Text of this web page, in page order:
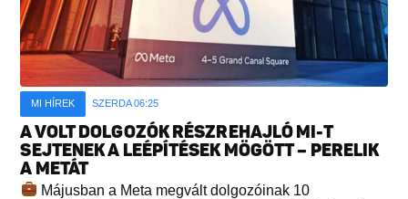
MI HÍREK SZERDA 06:25
A VOLT DOLGOZÓK RÉSZREHAJLÓ MI-T
SEJTENEK A LEÉPÍTÉSEK MÖGÖTT – PERELIK
A METÁT
Májusban a Meta megvált dolgozóinak 10